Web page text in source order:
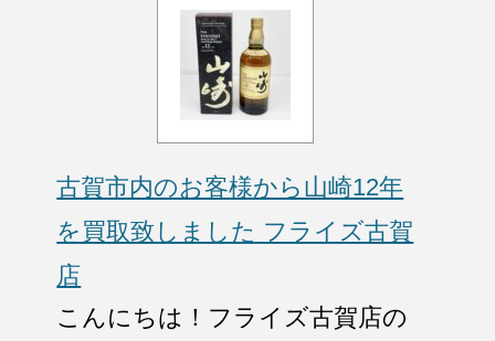
古賀市内のお客様から山崎12年
を買取致しました フライズ古賀
店
こんにちは！フライズ古賀店の